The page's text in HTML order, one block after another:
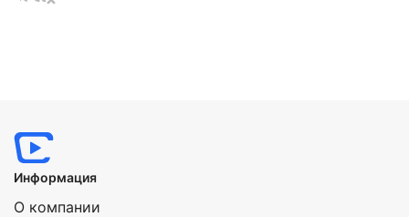
Информация
О компании